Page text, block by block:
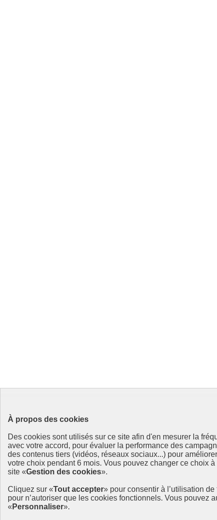
À propos des cookies
Des cookies sont utilisés sur ce site afin d'en mesurer la
avec votre accord, pour évaluer la performance des
des contenus tiers (vidéos, réseaux sociaux...) pour
votre choix pendant 6 mois. Vous pouvez changer ce choix
site «Gestion des cookies».
Cliquez sur «Tout accepter» pour consentir à l’utilisation
pour n’autoriser que les cookies fonctionnels. Vous pouvez
« Personnaliser».